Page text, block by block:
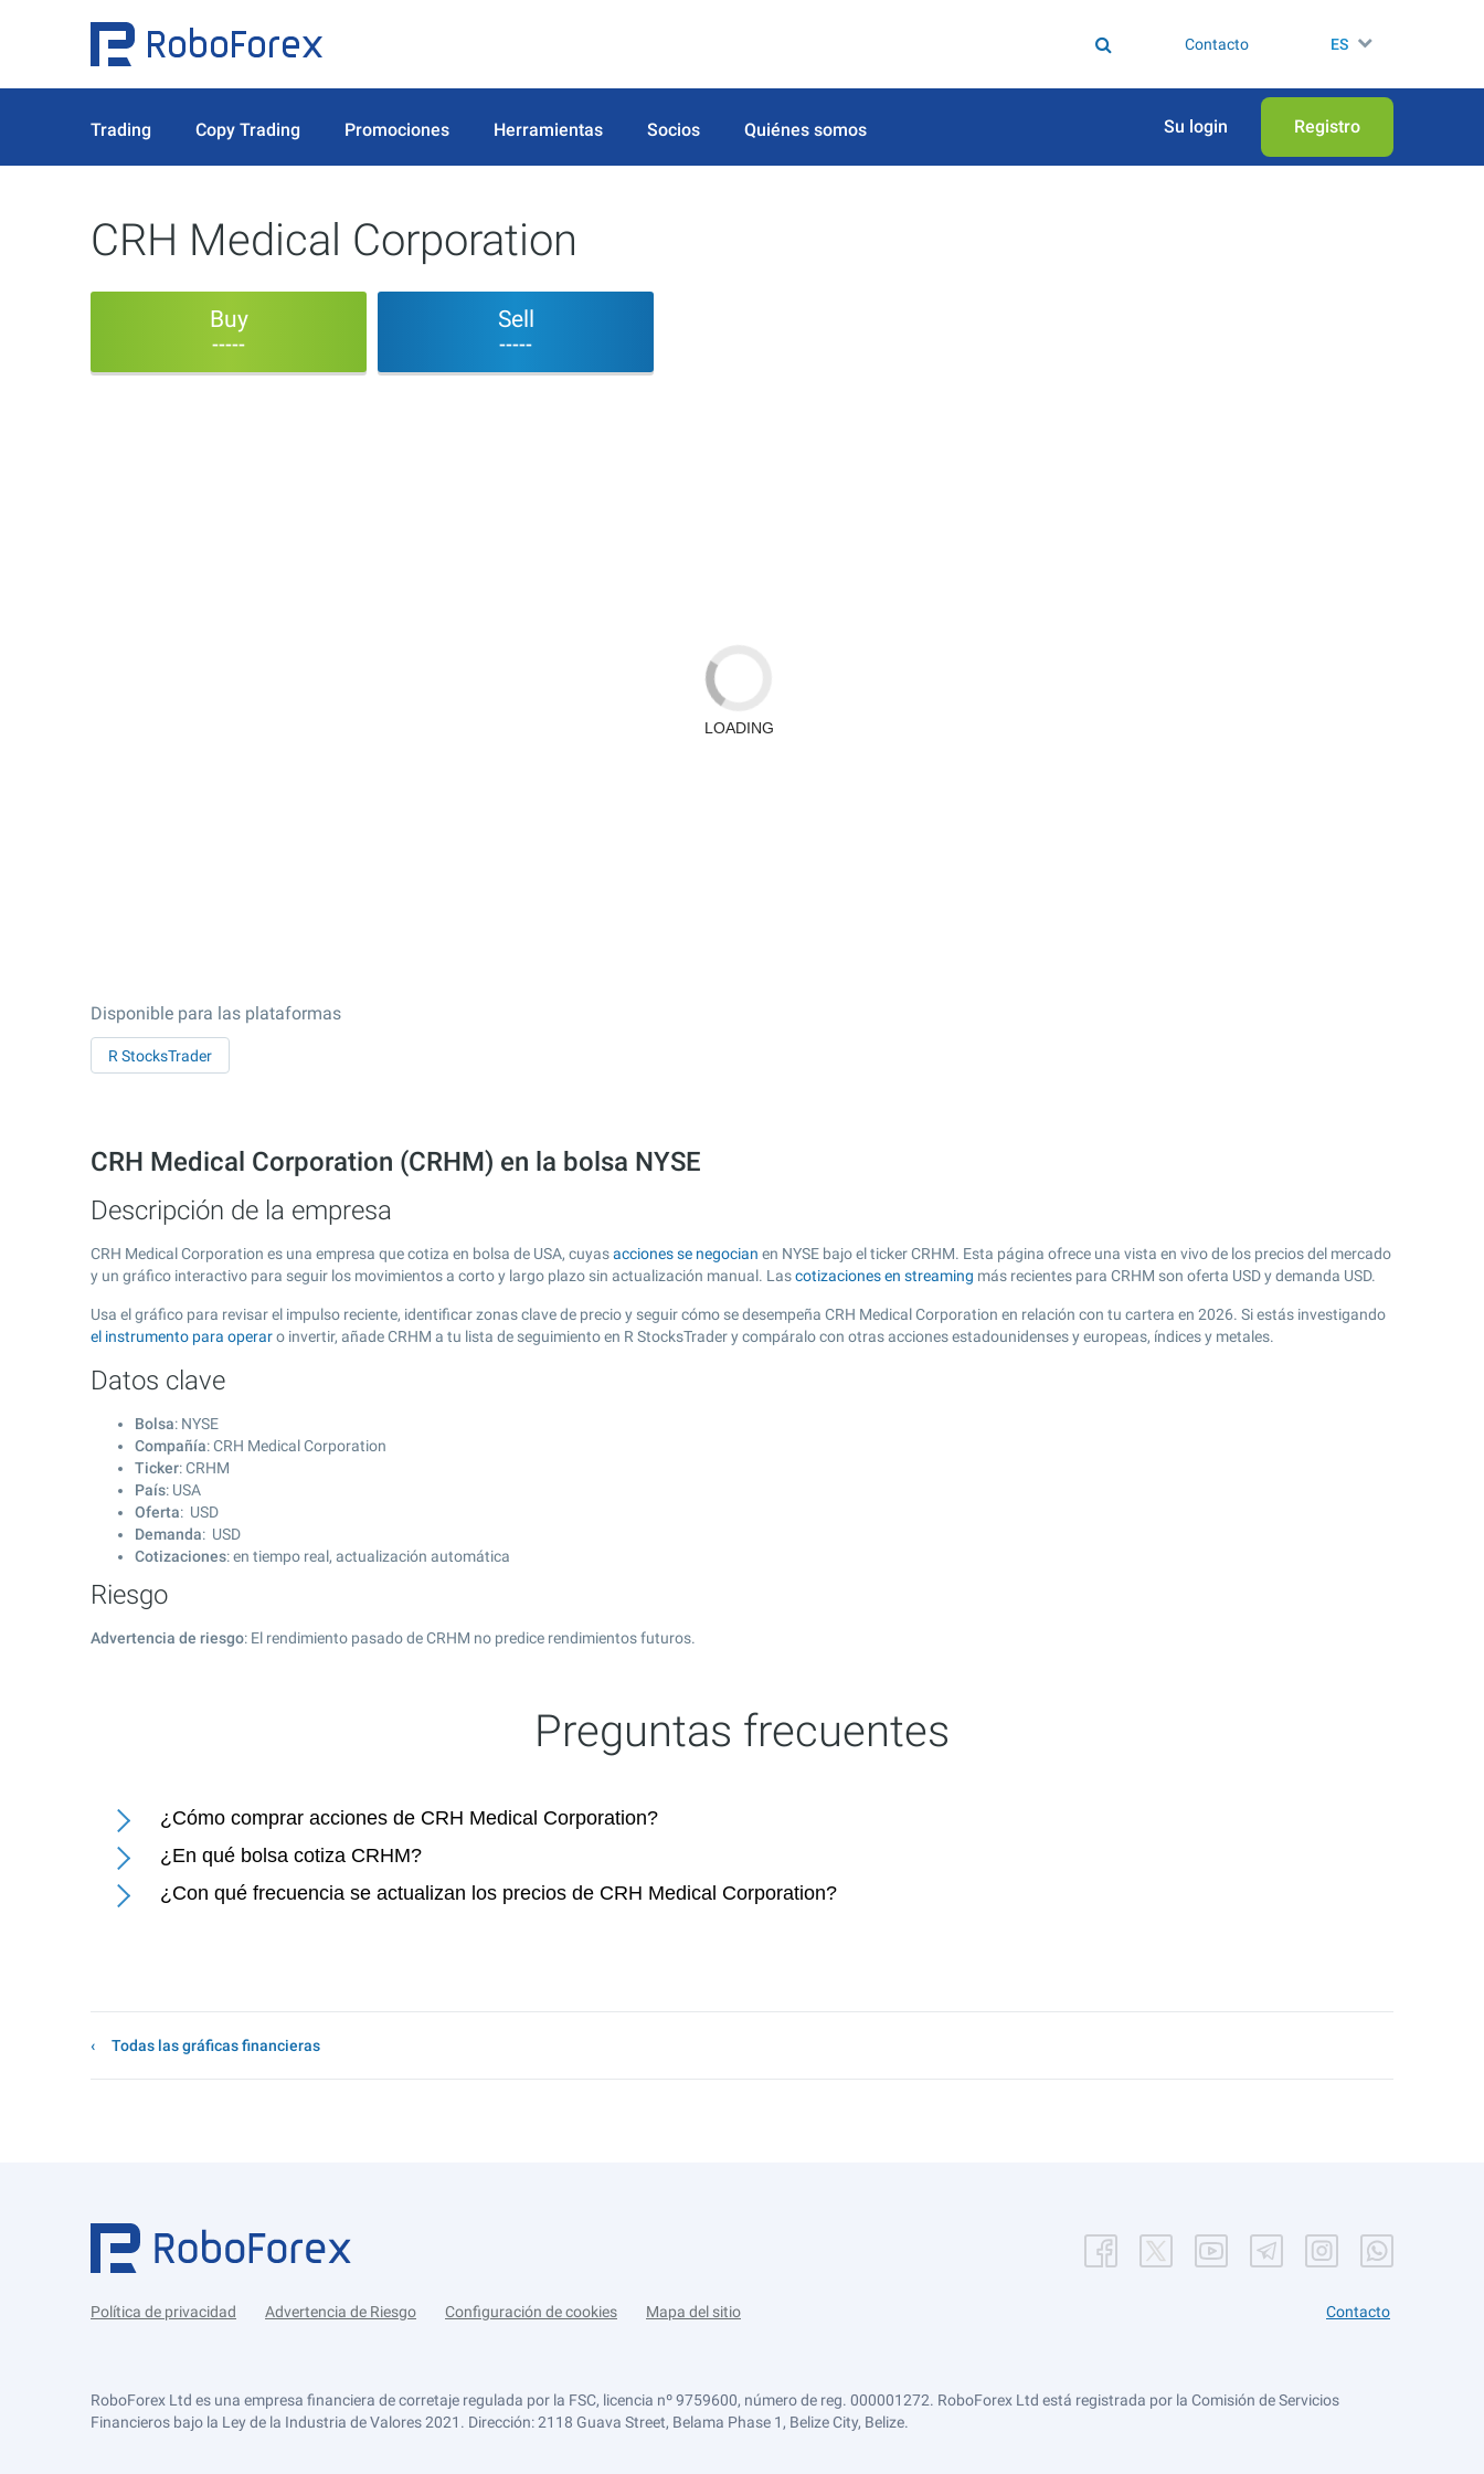
Contacto ES
Trading Copy Trading Promociones Herramientas Socios Quiénes somos Su login Registro
CRH Medical Corporation
Buy
-----
Sell
-----
Disponible para las plataformas
R StocksTrader
CRH Medical Corporation (CRHM) en la bolsa NYSE
Descripción de la empresa
CRH Medical Corporation es una empresa que cotiza en bolsa de USA, cuyasacciones se negocian en NYSE bajo el ticker CRHM. Esta página ofrece una vista en vivo de los precios del mercado
y un gráfico interactivo para seguir los movimientos a corto y largo plazo sin actualización manual. Lascotizaciones en streaming más recientes para CRHM son oferta USD y demanda USD.
Usa el gráfico para revisar el impulso reciente, identificar zonas clave de precio y seguir cómo se desempeña CRH Medical Corporation en relación con tu cartera en 2026. Si estás investigando
el instrumento para operaro invertir, añade CRHM a tu lista de seguimiento en R StocksTrader y compáralo con otras acciones estadounidenses y europeas, índices y metales.
Datos clave
Bolsa: NYSE
Compañía: CRH Medical Corporation
Ticker: CRHM
País: USA
Oferta: USD
Demanda: USD
Cotizaciones: en tiempo real, actualización automática
Riesgo
Advertencia de riesgo: El rendimiento pasado de CRHM no predice rendimientos futuros.
Preguntas frecuentes
¿Cómo comprar acciones de CRH Medical Corporation?
¿En qué bolsa cotiza CRHM?
¿Con qué frecuencia se actualizan los precios de CRH Medical Corporation?
Todas las gráficas financieras
Política de privacidad Advertencia de Riesgo Configuración de cookies Mapa del sitio Contacto
RoboForex Ltd es una empresa financiera de corretaje regulada por la FSC, licencia nº 9759600, número de reg. 000001272. RoboForex Ltd está registrada por la Comisión de Servicios
Financieros bajo la Ley de la Industria de Valores 2021. Dirección: 2118 Guava Street, Belama Phase 1, Belize City, Belize.